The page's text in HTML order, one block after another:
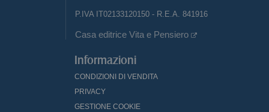
P.IVA IT02133120150 - R.E.A. 841916
Casa editrice Vita e Pensiero
Informazioni
CONDIZIONI DI VENDITA
PRIVACY
GESTIONE COOKIE